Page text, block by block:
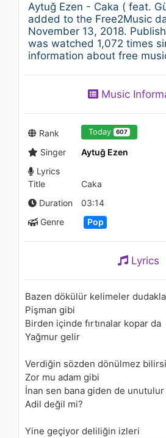
04:34
Miguel
- Nena
1.3K - 7
03:55
2.4K - 7
Michael
Aytuğ Ezen - Caka ( feat.
added to the Free2Music
November 13, 2018.
was watched 1,072 times
information about free
Music
Rank Today 607
Singer
Aytuğ Ezen
Lyrics
Title
Caka
Duration
03:14
Genre
Pop
Lyrics
Bazen dökülür kelimeler
Pişman gibi
Birden içinde fırtınalar kopar da
Yağmur gelir
Verdiğin sözden dönülmez
Zor mu adam gibi
İnan sen bana giden de unutulur
Adil değil mi?
Yine geçiyor deliliğin izleri